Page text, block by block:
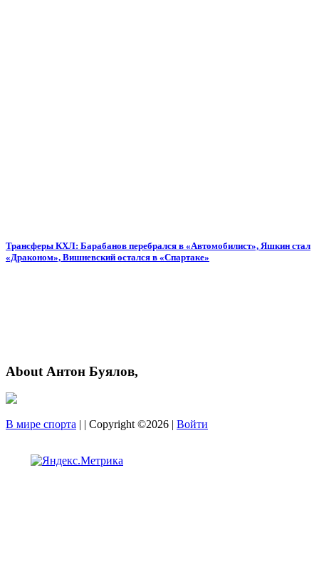
Трансферы КХЛ: Барабанов перебрался в «Автомобилист», Яшкин стал
«Драконом», Вишневский остался в «Спартаке»
About Антон Буялов,
В мире спорта | | Copyright ©2026 | Войти